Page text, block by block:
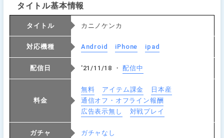
タイトル基本情報
タイトル カニノケンカ
対応機種 Android iPhone ipad
配信日 '21/11/18 ・配信中
料金
無料 アイテム課金
日本産
通信オフ・オフライン報酬
広告表示無し
対戦プレイ
ガチャ ガチャなし